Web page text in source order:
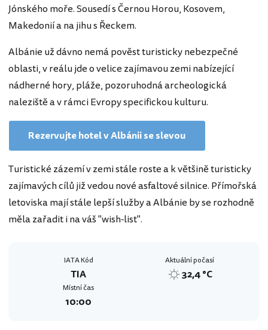
Jónského moře. Sousedí s Černou Horou, Kosovem,
Makedonií a na jihu s Řeckem.
Albánie už dávno nemá pověst turisticky nebezpečné
oblasti, v reálu jde o velice zajímavou zemi nabízející
nádherné hory, pláže, pozoruhodná archeologická
naleziště a v rámci Evropy specifickou kulturu.
Rezervujte hotel v Albánii se slevou
Turistické zázemí v zemi stále roste a k většině turisticky
zajímavých cílů již vedou nové asfaltové silnice. Přímořská
letoviska mají stále lepší služby a Albánie by se rozhodně
měla zařadit i na váš "wish-list".
IATA Kód
TIA
Aktuální počasí
32,4 °C
Místní čas
10:00